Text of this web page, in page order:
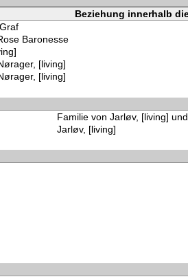
Beziehung innerhalb
Baronesse
[living]
[living]
Familie von Jarløv, [living]
Jarløv, [living]